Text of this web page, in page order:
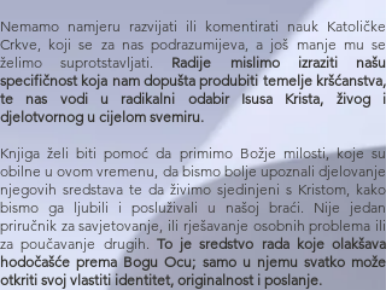
Nemamo namjeru razvijati ili komentirati nauk Katoličke
Crkve, koji se za nas podrazumijeva, a još manje mu se
želimo suprotstavljati. Radije mislimo izraziti našu
specifičnost koja nam dopušta produbiti temelje kršćanstva,
te nas vodi u radikalni odabir Isusa Krista, živog i
djelotvornog u cijelom svemiru.
Knjiga želi biti pomoć da primimo Božje milosti, koje su
obilne u ovom vremenu, da bismo bolje upoznali djelovanje
njegovih sredstava te da živimo sjedinjeni s Kristom, kako
bismo ga ljubili i posluživali u našoj braći. Nije jedan
priručnik za savjetovanje, ili rješavanje osobnih problema ili
za poučavanje drugih. To je sredstvo rada koje olakšava
hodočašće prema Bogu Ocu; samo u njemu svatko može
otkriti svoj vlastiti identitet, originalnost i poslanje.